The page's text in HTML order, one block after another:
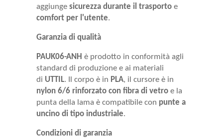
aggiunge sicurezza durante il trasporto e
comfort per l'utente.
Garanzia di qualità
PAUK06-ANH è prodotto in conformità agli
standard di produzione e ai materiali
di UTTIL. Il corpo è in PLA, il cursore è in
nylon 6/6 rinforzato con fibra di vetro e la
punta della lama è compatibile con punte a
uncino di tipo industriale.
Condizioni di garanzia